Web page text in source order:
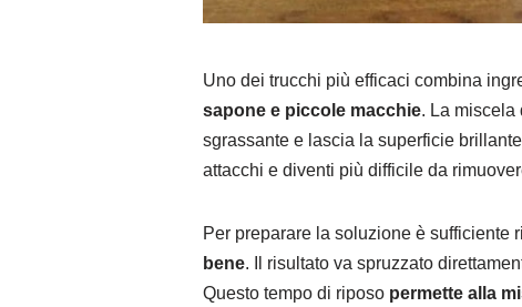
Uno dei trucchi più efficaci combina
sapone e piccole macchie. La miscela
sgrassante e lascia la superficie
attacchi e diventi più difficile da
Per preparare la soluzione è sufficiente
bene. Il risultato va spruzzato
Questo tempo di riposo permette alla